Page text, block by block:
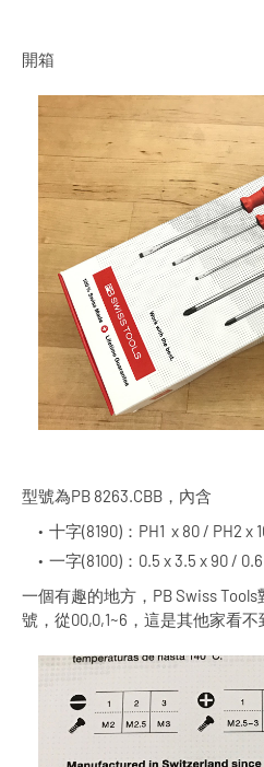
開箱
型號為PB 8263.CBB，內含
十字(8190)：PH1 x 80 / PH2 x
一字(8100)：0.5 x 3.5 x 90 /
一個有趣的地方，PB Swiss
號，從00,0,1~6，這是其他家看不